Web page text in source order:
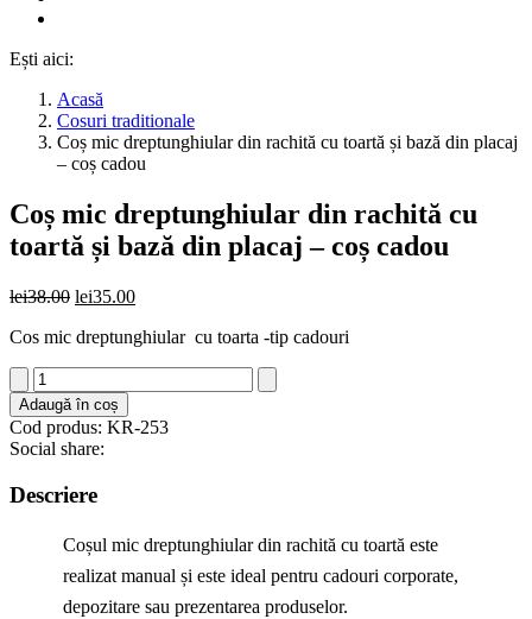
Ești aici:
Acasă
Cosuri traditionale
Coș mic dreptunghiular din rachită cu toartă și bază din placaj
– coș cadou
Coș mic dreptunghiular din rachită cu
toartă și bază din placaj – coș cadou
lei38.00 Prețul
a
lei35.00Prețul
este:
Cos mic dreptunghiular cu toarta -tip cadouri
Cantitate
Coș
mic
dreptunghiular
din
rachită
cu
Adaugă în coș
Cod produs: KR-253
Social share:
Descriere
Coșul mic dreptunghiular din rachită cu toartă este
realizat manual și este ideal pentru cadouri corporate,
depozitare sau prezentarea produselor.